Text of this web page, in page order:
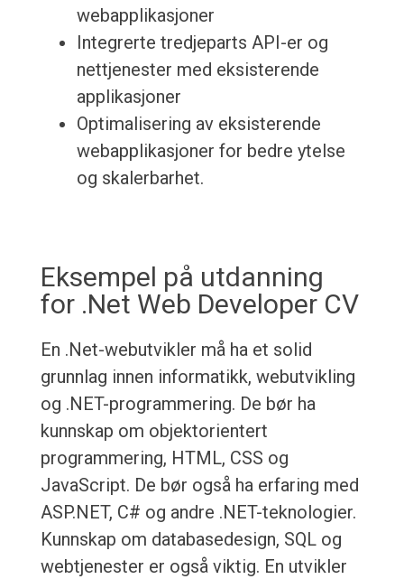
webapplikasjoner
Integrerte tredjeparts API-er og
nettjenester med eksisterende
applikasjoner
Optimalisering av eksisterende
webapplikasjoner for bedre ytelse
og skalerbarhet.
Eksempel på utdanning
for .Net Web Developer CV
En .Net-webutvikler må ha et solid
grunnlag innen informatikk, webutvikling
og .NET-programmering. De bør ha
kunnskap om objektorientert
programmering, HTML, CSS og
JavaScript. De bør også ha erfaring med
ASP.NET, C# og andre .NET-teknologier.
Kunnskap om databasedesign, SQL og
webtjenester er også viktig. En utvikler